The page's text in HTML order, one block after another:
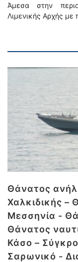
Άμεσα στην
Λιμενικής Αρχής
Θάνατος
Χαλκιδικής –
Μεσσηνία -
Θάνατος
Κάσο –
Σαρωνικό -